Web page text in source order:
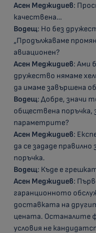
Асен Меджидиев:
качествена…
Водещ: Но без
„Продължаваме
авиационен?
Асен Меджидиев: Ами
дружество нямаме
да имаме завършена
Водещ: Добре, значи
обществена
параметрите?
Асен Меджидиев:
да се зададе
поръчка.
Водещ: Къде е
Асен Меджидиев:
гаранционното
доставката на
цената. Останалите
условия не